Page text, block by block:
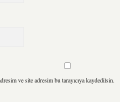
ve site adresim bu tarayıcıya kaydedilsin.